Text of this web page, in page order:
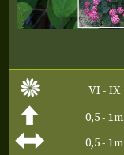
VI - IX
0,5 - 1m
0,5 - 1m